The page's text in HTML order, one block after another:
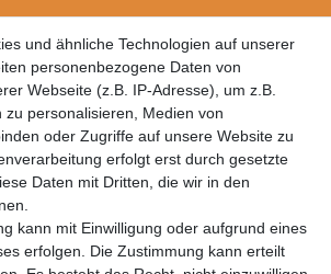
und ähnliche Technologien auf unserer
personenbezogene Daten von
Webseite (z.B. IP-Adresse), um z.B.
zu personalisieren, Medien von
oder Zugriffe auf unsere Website zu
erfolgt erst durch gesetzte
Daten mit Dritten, die wir in den
kann mit Einwilligung oder aufgrund eines
erfolgen. Die Zustimmung kann erteilt